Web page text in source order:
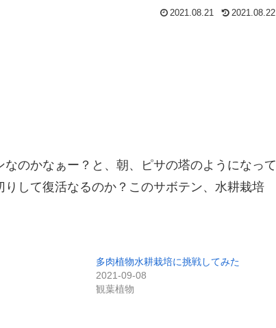
2021.08.21 2021.08.22
のかなぁー？と、朝、ピサの塔のようになって
して復活なるのか？このサボテン、水耕栽培
多肉植物水耕栽培に挑戦してみた
2021-09-08
観葉植物